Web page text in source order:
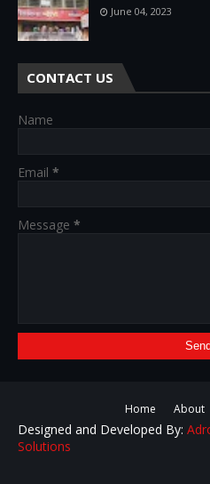
June 04, 2023
CONTACT US
Name
Email *
Message *
Home About
Designed and Developed By:
Solutions